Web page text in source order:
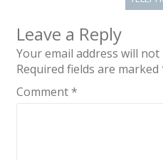
Leave a Reply
Your email address will not
Required fields are marked
Comment*